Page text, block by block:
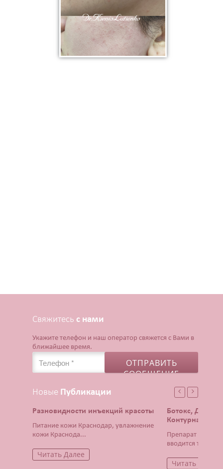
обогащённой тромбоцитами
ВЕКТОРНЫЙ ЛИФТИНГ препаратом RADIESSE (
восполнение утраченных объёмов,векторный
лифтинг, коллагенностимуляция, моделирование
лица препаратом на основе гидроксиапатита
кальция « Radiesse » (Германия)
Свяжитесь с нами
Укажите телефон и наш оператор свяжется с Вами в
ближайшее время.
Новые Публикации
Разновидности инъекций красоты
Питание кожи Краснодар, увлажнение
кожи Краснода...
Читать Далее
Ботокс,
Контурная
Препарат Ботокс
вводится тонча...
Читать Далее